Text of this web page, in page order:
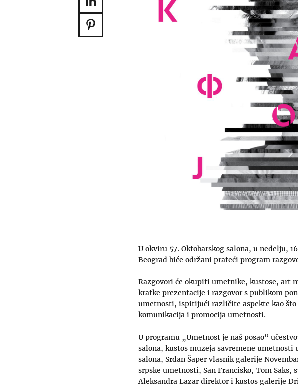
U okviru 57. Oktobarskog salona, u nedelju,
Beograd biće održani prateći program
Razgovori će okupiti umetnike, kustose, art
kratke prezentacije i razgovor s publikom
umetnosti, ispitijući različite aspekte kao
komunikacija i promocija umetnosti.
U programu „Umetnost je naš posao“
salona, kustos muzeja savremene
salona, Srđan Šaper vlasnik galerije
srpske umetnosti, San Francisko, Tom
Aleksandra Lazar direktor i kustos galerije